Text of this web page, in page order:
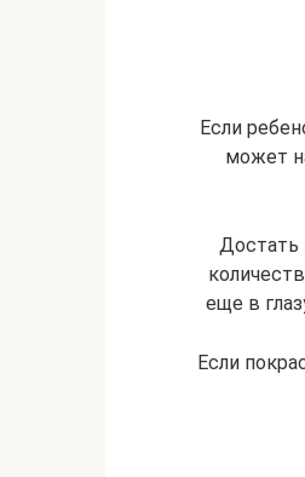
Если
может
еще в
Если